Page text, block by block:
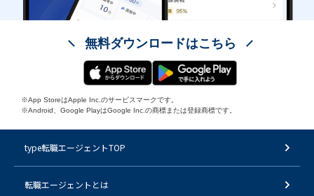
無料ダウンロードはこちら
※App StoreはApple Inc.のサービスマークです。
※Android、Google PlayはGoogle Inc.の商標または登録商標です。
type転職エージェントTOP
転職エージェントとは